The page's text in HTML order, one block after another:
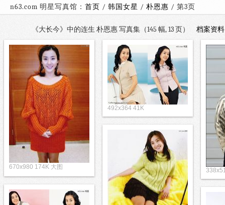
n63.com 明星写真馆： 首页 / 韩国女星 / 朴恩惠 / 第3
《大长今》中的连生 朴恩惠 写真集（145 幅, 13 页） 档案资料
670x980 174K 大图
492x364 41K